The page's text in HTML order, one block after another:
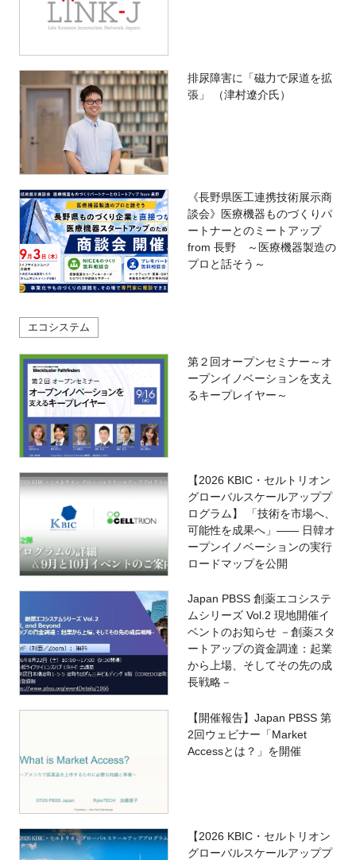
排尿障害に「磁力で尿道を拡
張」 （津村遼介氏）
《長野県医工連携技術展示商
談会》医療機器ものづくりパ
ートナーとのミートアップ
from 長野 ～医療機器製造の
プロと話そう～
エコシステム
第２回オープンセミナー～オ
ープンイノベーションを支え
るキープレイヤー～
【2026 KBIC・セルトリオン
グローバルスケールアッププ
ログラム】 「技術を市場へ、
可能性を成果へ」―― 日韓オ
ープンイノベーションの実行
ロードマップを公開
Japan PBSS 創薬エコシステ
ムシリーズ Vol.2 現地開催イ
ベントのお知らせ －創薬スタ
ートアップの資金調達：起業
から上場、そしてその先の成
長戦略－
【開催報告】Japan PBSS 第
2回ウェビナー「Market
Accessとは？」を開催
【2026 KBIC・セルトリオン
グローバルスケールアッププ